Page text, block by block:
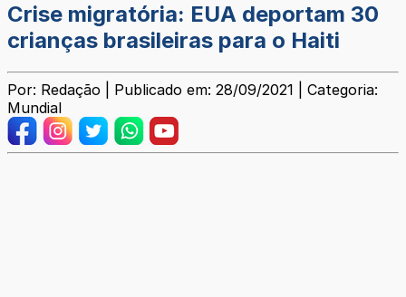
Crise migratória: EUA deportam 30
crianças brasileiras para o Haiti
Por: Redação | Publicado em: 28/09/2021 | Categoria:
Mundial